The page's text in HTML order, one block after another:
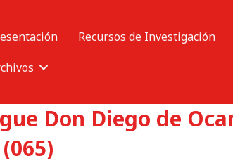
Recursos de Investigación
Don Diego de